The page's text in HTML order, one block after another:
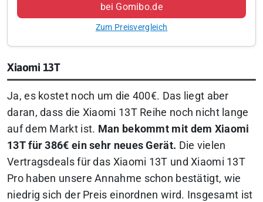
bei Gomibo.de
Zum Preisvergleich
Xiaomi 13T
Ja, es kostet noch um die 400€. Das liegt aber
daran, dass die Xiaomi 13T Reihe noch nicht lange
auf dem Markt ist. Man bekommt mit dem Xiaomi
13T für 386€ ein sehr neues Gerät. Die vielen
Vertragsdeals für das Xiaomi 13T und Xiaomi 13T
Pro haben unsere Annahme schon bestätigt, wie
niedrig sich der Preis einordnen wird. Insgesamt ist